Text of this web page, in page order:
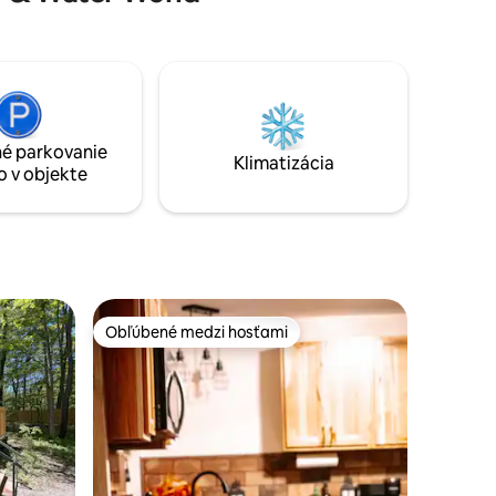
BEZPLATNÉ WI-FI w/ ROUTER V KAŽDEJ
parkovanie
v objekte
Klimatizácia
Obľúbené medzi hosťami
Obľúbené medzi hosťami